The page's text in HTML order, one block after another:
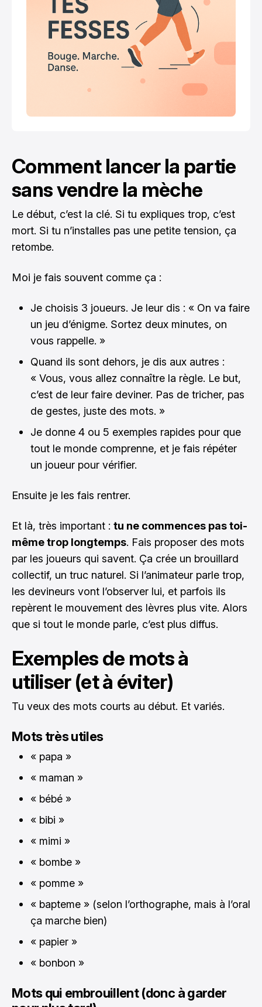
Comment lancer la partie
sans vendre la mèche
Le début, c’est la clé. Si tu expliques trop, c’est
mort. Si tu n’installes pas une petite tension, ça
retombe.
Moi je fais souvent comme ça :
Je choisis 3 joueurs. Je leur dis : « On va faire
un jeu d’énigme. Sortez deux minutes, on
vous rappelle. »
Quand ils sont dehors, je dis aux autres :
« Vous, vous allez connaître la règle. Le but,
c’est de leur faire deviner. Pas de tricher, pas
de gestes, juste des mots. »
Je donne 4 ou 5 exemples rapides pour que
tout le monde comprenne, et je fais répéter
un joueur pour vérifier.
Ensuite je les fais rentrer.
Et là, très important : tu ne commences pas toi-
même trop longtemps. Fais proposer des mots
par les joueurs qui savent. Ça crée un brouillard
collectif, un truc naturel. Si l’animateur parle trop,
les devineurs vont l’observer lui, et parfois ils
repèrent le mouvement des lèvres plus vite. Alors
que si tout le monde parle, c’est plus diffus.
Exemples de mots à
utiliser (et à éviter)
Tu veux des mots courts au début. Et variés.
Mots très utiles
« papa »
« maman »
« bébé »
« bibi »
« mimi »
« bombe »
« pomme »
« bapteme » (selon l’orthographe, mais à l’oral
ça marche bien)
« papier »
« bonbon »
Mots qui embrouillent (donc à garder